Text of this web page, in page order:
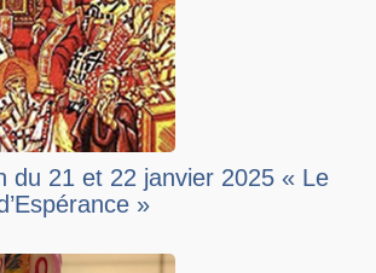
du 21 et 22 janvier 2025 « Le
»